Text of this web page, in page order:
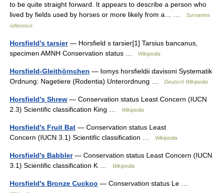
to be quite straight forward. It appears to describe a person who
lived by fields used by horses or more likely from a… …
Surnames
reference
Horsfield's tarsier— Horsfield s tarsier[1] Tarsius bancanus,
specimen AMNH Conservation status …
Wikipedia
Horsfield-Gleithörnchen — Iomys horsfieldii davisoni Systematik
Ordnung: Nagetiere (Rodentia) Unterordnung …
Deutsch Wikipedia
Horsfield's Shrew — Conservation status Least Concern (IUCN
2.3) Scientific classification King …
Wikipedia
Horsfield's Fruit Bat — Conservation status Least
Concern (IUCN 3.1) Scientific classification …
Wikipedia
Horsfield's Babbler— Conservation status Least Concern (IUCN
3.1) Scientific classification K …
Wikipedia
Horsfield's Bronze Cuckoo — Conservation status Le …